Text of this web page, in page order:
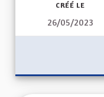
CRÉÉ LE
26/05/2023